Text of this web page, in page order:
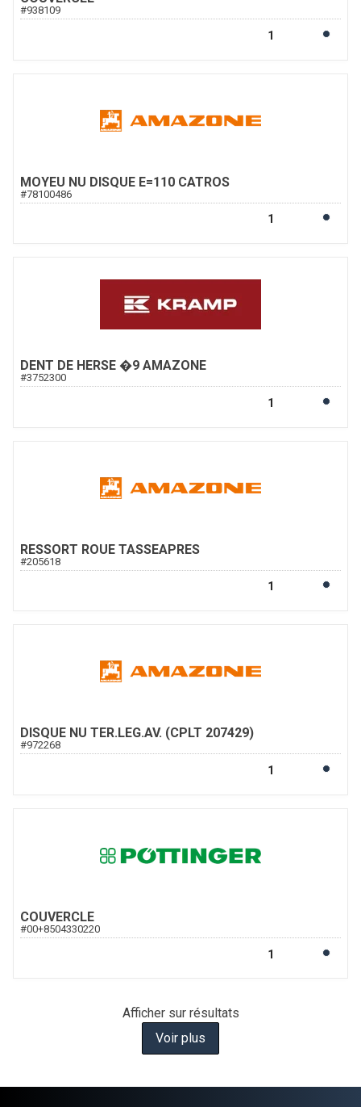
#938109
MOYEU NU DISQUE E=110 CATROS
#78100486
DENT DE HERSE �9 AMAZONE
#3752300
RESSORT ROUE TASSEAPRES
#205618
DISQUE NU TER.LEG.AV. (CPLT 207429)
#972268
COUVERCLE
#00+8504330220
Afficher sur résultats
Voir plus